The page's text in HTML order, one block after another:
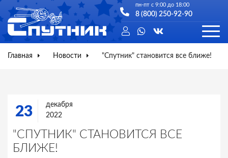
пн-пт с 9:00 до 18:00
8 (800) 250-92-90
Главная Новости "Спутник" становится все ближе!
23
декабря
2022
"СПУТНИК" СТАНОВИТСЯ ВСЕ
БЛИЖЕ!